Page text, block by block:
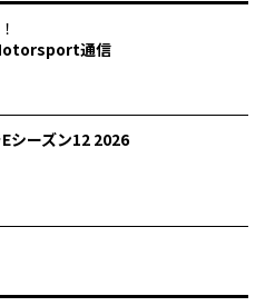
通信
シーズン12 2026